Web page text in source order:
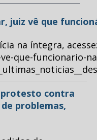
juiz vê que
na íntegra,
que-funcionario-
protesto contra
problemas,